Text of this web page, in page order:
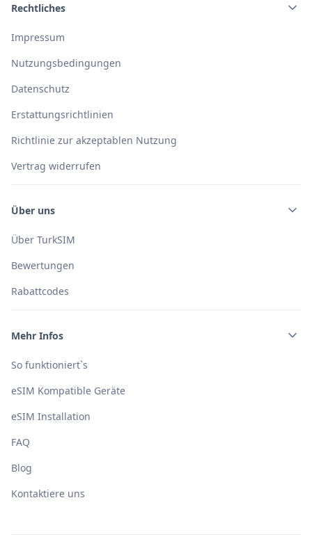
Rechtliches
Impressum
Nutzungsbedingungen
Datenschutz
Erstattungsrichtlinien
Richtlinie zur akzeptablen Nutzung
Vertrag widerrufen
Über uns
Über TurkSIM
Bewertungen
Rabattcodes
Mehr Infos
So funktioniert`s
eSIM Kompatible Geräte
eSIM Installation
FAQ
Blog
Kontaktiere uns